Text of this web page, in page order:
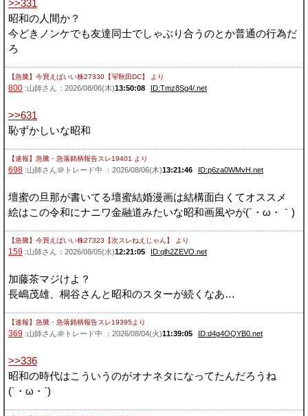
>>331
昭和の人間か？
今どきノンケでも友達同士でしゃぶり合うのとか普通の行為だ
ろ
【急騰】今買えばいい株27330【🐻秋田DC】 より
800 :山師さん：2026/08/06(木)13:50:08 ID:Tmz8Sg4/.net
>>631
恥ずかしいな昭和
【速報】急騰・急落銘柄報告スレ19401 より
698 :山師さん＠トレード中 ：2026/08/06(木)13:21:46 ID:p6za0WMvH.net
壇蜜の旦那が書いてる壇蜜結婚漫画は結構面白くてオススメ
絵はこの令和にナニワ金融道みたいな昭和画風やが(´・ω・｀)
【急騰】今買えばいい株27323【次スレねえじゃん】 より
159 :山師さん：2026/08/05(水)12:21:05 ID:qlh2ZEVO.net
加藤茶マジけよ？
長嶋茂雄、桐谷さんと昭和のスターが続くなあ…
【速報】急騰・急落銘柄報告スレ19395より
369 :山師さん＠トレード中 ：2026/08/04(火)11:39:05 ID:d4g4OQYB0.net
>>336
昭和の時代はこういうのがオナネタになってたんだろうね
(´・ω・`)